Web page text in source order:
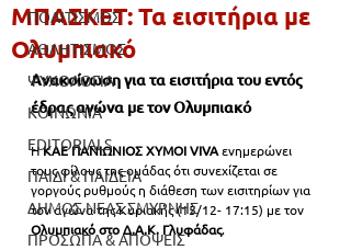
ΠΟΛΙΤΙΣΜΟΣ
ΑΘΛΗΤΙΣΜΟΣ
ΨΥΧΟΛΟΓΙΑ
ΚΟΙΝΩΝΙΑ
EDITORIALS
ΠΑΙΔΙ & ΠΑΙΔΕΙΑ
ΔΗΜΟΣ ΝΕΑΣ ΣΜΥΡΝΗΣ
ΠΡΟΣΩΠΑ & ΑΠΟΨΕΙΣ
ΜΠΑΣΚΕΤ: Τα εισιτήρια με
Ολυμπιακό
Ανακοίνωση για τα εισιτήρια του εντός
έδρας αγώνα με τον Ολυμπιακό
Η ΚΑΕ ΠΑΝΙΩΝΙΟΣ ΧΥΜΟΙ VIVA ενημερώνει
τους φίλους της ομάδας ότι συνεχίζεται σε
γοργούς ρυθμούς η διάθεση των εισιτηρίων για
τον αγώνα της Κυριακής (15/12- 17:15) με τον
Ολυμπιακό στο Δ.Α.Κ. Γλυφάδας.